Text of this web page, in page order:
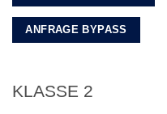
ANFRAGE BYPASS
KLASSE 2